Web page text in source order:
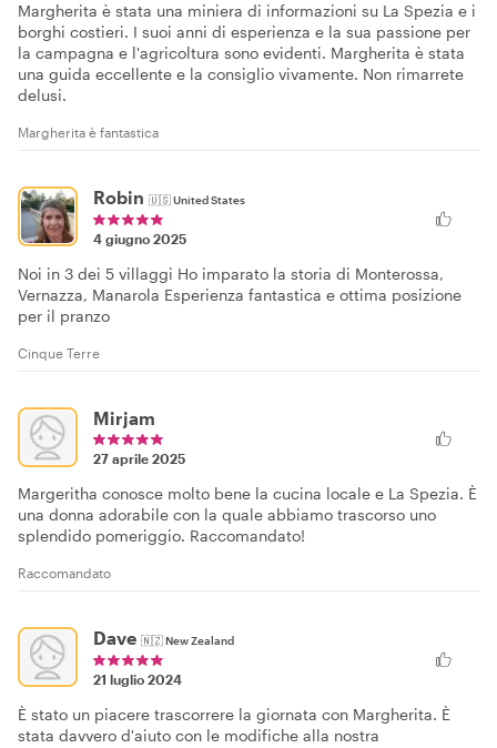
Margherita è stata una miniera di informazioni su La Spezia e i
borghi costieri. I suoi anni di esperienza e la sua passione per
la campagna e l'agricoltura sono evidenti. Margherita è stata
una guida eccellente e la consiglio vivamente. Non rimarrete
delusi.
Margherita è fantastica
Robin 🇺🇸United States
4 giugno 2025
Noi in 3 dei 5 villaggi Ho imparato la storia di Monterossa,
Vernazza, Manarola Esperienza fantastica e ottima posizione
per il pranzo
Cinque Terre
Mirjam
27 aprile 2025
Margeritha conosce molto bene la cucina locale e La Spezia. È
una donna adorabile con la quale abbiamo trascorso uno
splendido pomeriggio. Raccomandato!
Raccomandato
Dave 🇳🇿New Zealand
21 luglio 2024
È stato un piacere trascorrere la giornata con Margherita. È
stata davvero d'aiuto con le modifiche alla nostra